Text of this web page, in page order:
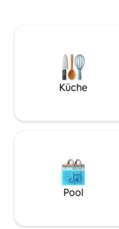
zurück, um einen
Ozean zu genießen, ein
eine Schaukel und
perfekt für einen Toast
einem abgelegenen
Küche
Pool